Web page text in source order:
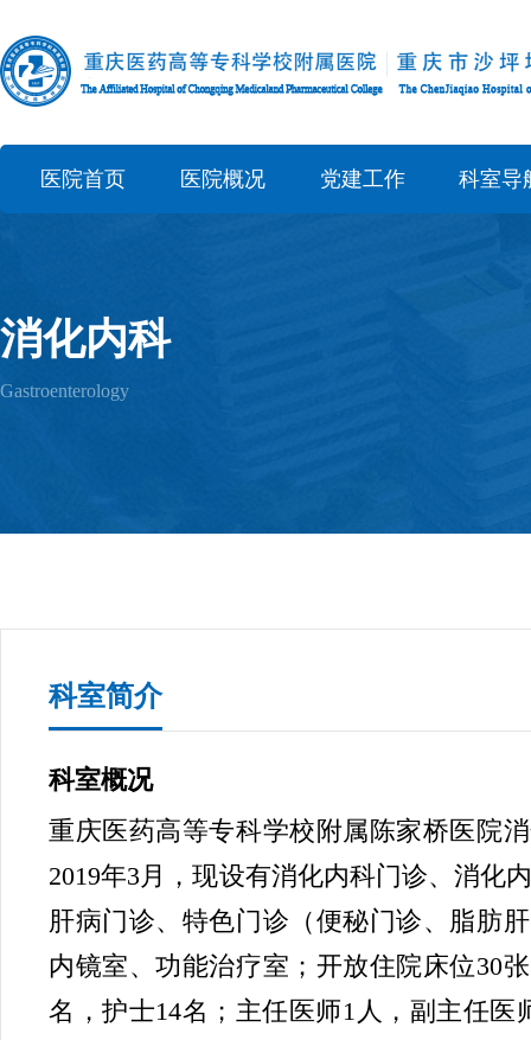
医院首页 医院概况 党建工作 科室导
消化内科
Gastroenterology
科室简介
科室概况
重庆医药高等专科学校附属陈家桥医院
2019年3月，现设有消化内科门诊、消化
肝病门诊、特色门诊（便秘门诊、脂肪
内镜室、功能治疗室；开放住院床位30
名，护士14名；主任医师1人，副主任医